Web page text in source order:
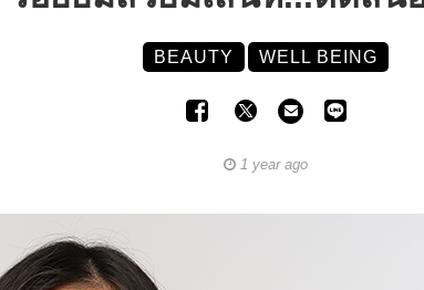
BEAUTY WELL BEING
1 year ago